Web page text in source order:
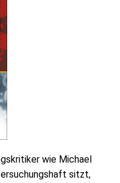
wie Michael
sitzt,